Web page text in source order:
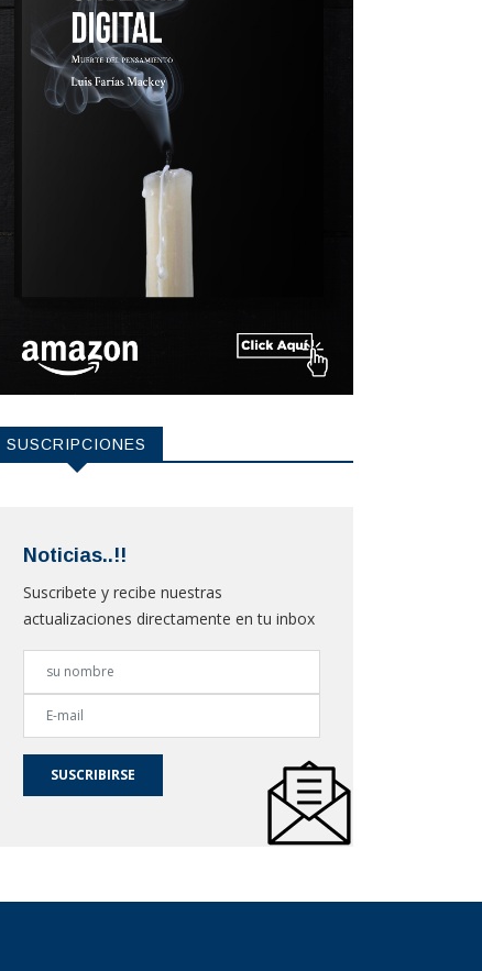
SUSCRIPCIONES
Noticias..!!
Suscribete y recibe nuestras
actualizaciones directamente en tu inbox
SUSCRIBIRSE